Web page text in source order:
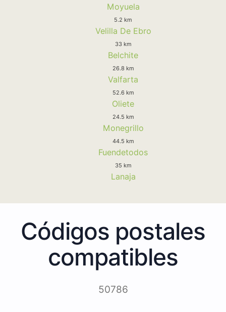
Moyuela
5.2 km
Velilla De Ebro
33 km
Belchite
26.8 km
Valfarta
52.6 km
Oliete
24.5 km
Monegrillo
44.5 km
Fuendetodos
35 km
Lanaja
Códigos postales
compatibles
50786